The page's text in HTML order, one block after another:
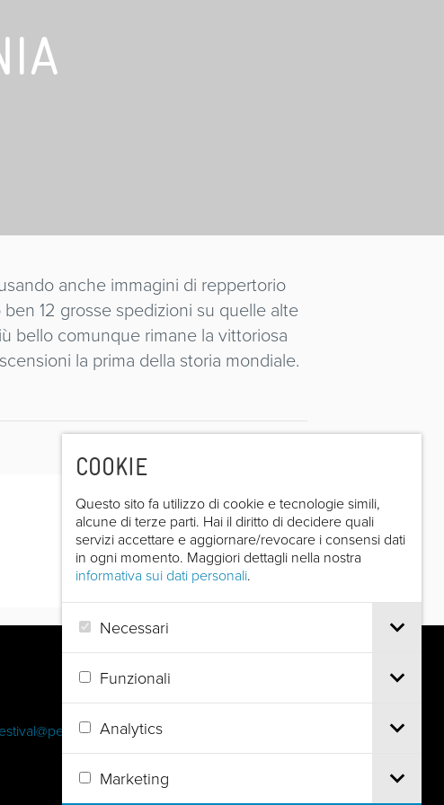
COOKIE
Questo sito fa utilizzo di cookie e tecnologie simili,
alcune di terze parti. Hai il diritto di decidere quali
servizi accettare e aggiornare/revocare i consensi dati
in ogni momento. Maggiori dettagli nella nostra
informativa sui dati personali.
Necessari
Funzionali
Analytics
Marketing
anche immagini di reppertorio
12 grosse spedizioni su quelle alte
bello comunque rimane la vittoriosa
la prima della storia mondiale.